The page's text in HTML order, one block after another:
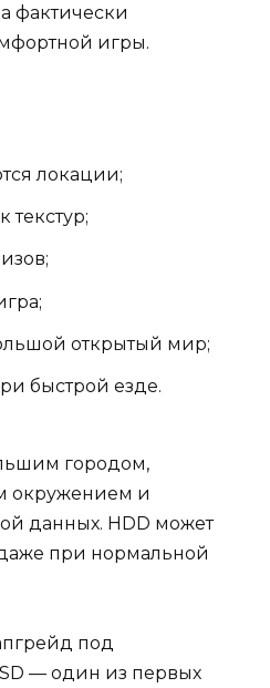
фактически
игры.
локации;
текстур;
открытый мир;
быстрой езде.
городом,
окружением и
данных. HDD может
при нормальной
под
— один из первых